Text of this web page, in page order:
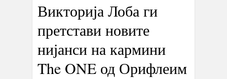
Викторија Лоба ги
претстави новите
нијанси на кармини
The ONE од Орифлеим